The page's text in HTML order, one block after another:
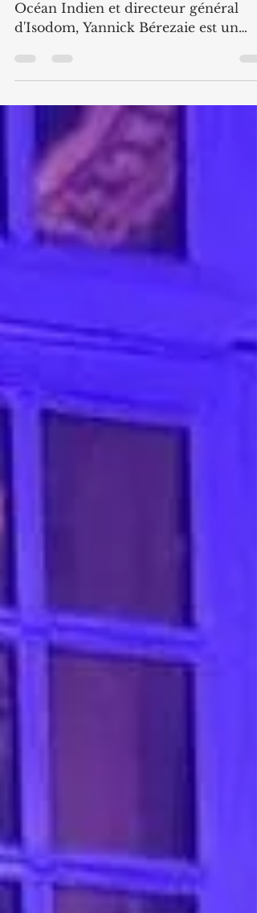
Président de la Fédération Syntec
Océan Indien et directeur général
d'Isodom, Yannick Bérezaie est un
évidemment un grand intérêt, il met
en garde sur la nécessité pour les
entreprises de structurer son usage
pour en tirer de véritables avantages.
(Retour sur l'interview réalisée par
Benjamin Postaire, dans le cadre du
supplément IA du Quotidien de La
Réunion du 19 juin 2026) BP : De